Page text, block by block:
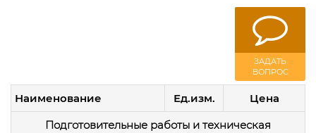
ЗАДАТЬ
ВОПРОС
Наименование Ед.изм.
Цена
Подготовительные работы и техническая